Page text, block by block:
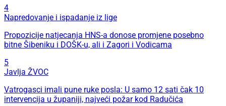
4
Napredovanje i ispadanje iz lige
Propozicije natjecanja HNS-a donose promjene posebno
bitne Šibeniku i DOŠK-u, ali i Zagori i Vodicama
5
Javlja ŽVOC
Vatrogasci imali pune ruke posla: U samo 12 sati čak 10
intervencija u županiji, najveći požar kod Radučića